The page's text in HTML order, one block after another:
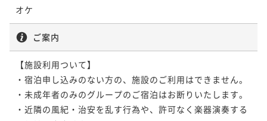
オケ
ご案内
【施設利用ついて】
・宿泊申し込みのない方の、施設のご利用はできません。
・未成年者のみのグループのご宿泊はお断りいたします。
・近隣の風紀・治安を乱す行為や、許可なく楽器演奏する